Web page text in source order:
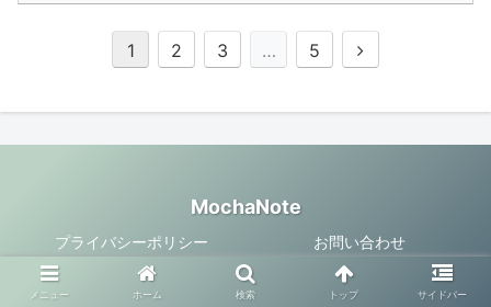
1 2 3 … 5
MochaNote
プライバシーポリシー お問い合わせ
© 2019 MochaNote.
メニュー ホーム 検索 トップ サイドバー